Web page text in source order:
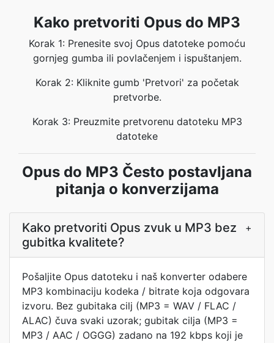
Kako pretvoriti Opus do MP3
Korak 1: Prenesite svoj Opus datoteke pomoću
gornjeg gumba ili povlačenjem i ispuštanjem.
Korak 2: Kliknite gumb 'Pretvori' za početak
pretvorbe.
Korak 3: Preuzmite pretvorenu datoteku MP3
datoteke
Opus do MP3 Često postavljana
pitanja o konverzijama
Kako pretvoriti Opus zvuk u MP3 bez
gubitka kvalitete?
+
Pošaljite Opus datoteku i naš konverter odabere
MP3 kombinaciju kodeka / bitrate koja odgovara
izvoru. Bez gubitaka cilj (MP3 = WAV / FLAC /
ALAC) čuva svaki uzorak; gubitak cilja (MP3 =
MP3 / AAC / OGGG) zadano na 192 kbps koji je